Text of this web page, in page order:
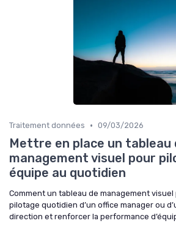
Traitement données • 09/03/2026
Mettre en place un tableau
management visuel pour
équipe au quotidien
Comment un tableau de management
pilotage quotidien d’un office manager ou
direction et renforcer la performance